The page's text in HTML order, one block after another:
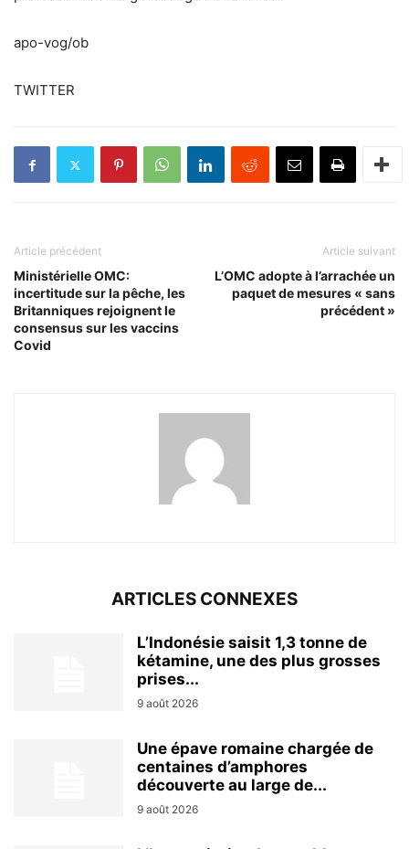
apo-vog/ob
TWITTER
Article précédent
Ministérielle OMC:
incertitude sur la pêche, les
Britanniques rejoignent le
consensus sur les vaccins
Covid
Article suivant
L’OMC adopte à l’arrachée un
paquet de mesures « sans
précédent »
ARTICLES CONNEXES
L’Indonésie saisit 1,3 tonne de
kétamine, une des plus grosses
prises...
9 août 2026
Une épave romaine chargée de
centaines d’amphores
découverte au large de...
9 août 2026